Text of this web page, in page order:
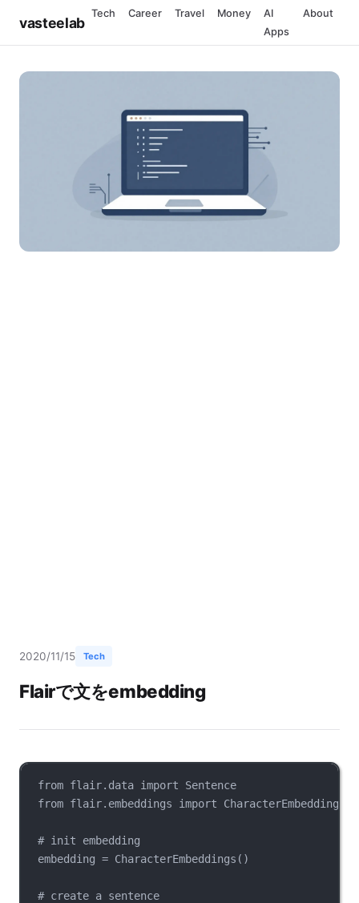
vasteelab
Tech Career Travel Money
AI
Apps
About
2020/11/15 Tech
Flairで文をembedding
from flair.data import Sentence
from flair.embeddings import CharacterEmbeddings
# init embedding
embedding = CharacterEmbeddings()
# create a sentence